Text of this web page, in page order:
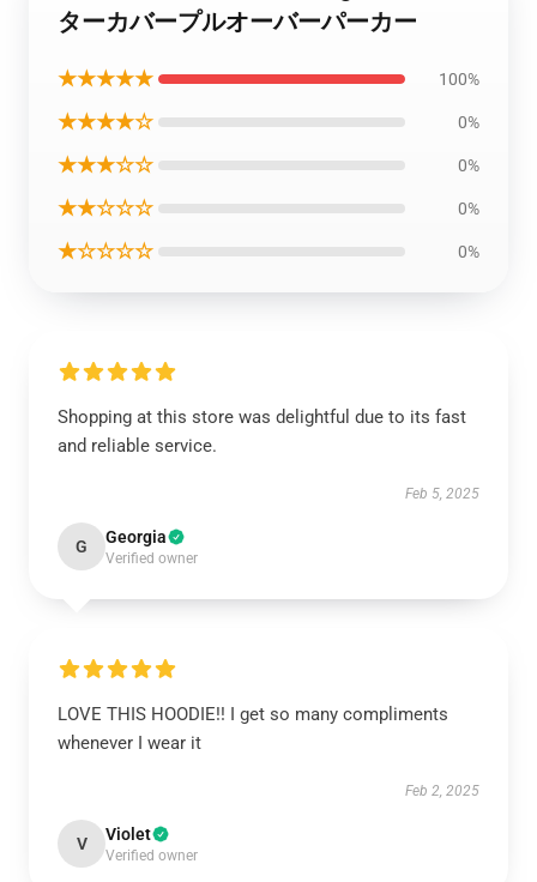
ターカバープルオーバーパーカー
★★★★★ 100%
★★★★☆ 0%
★★★☆☆ 0%
★★☆☆☆ 0%
★☆☆☆☆ 0%
Shopping at this store was delightful due to its fast
and reliable service.
Feb 5, 2025
G Georgia
Verified owner
LOVE THIS HOODIE!! I get so many compliments
whenever I wear it
Feb 2, 2025
V Violet
Verified owner